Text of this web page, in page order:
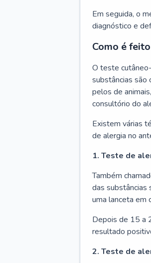
Em seguida, o
diagnóstico e
Como é
O teste
substâncias são
pelos de
consultório do
Existem várias
de alergia no
1. Teste de
Também
das substâncias
uma lanceta em
Depois de 15 a
resultado
2. Teste de